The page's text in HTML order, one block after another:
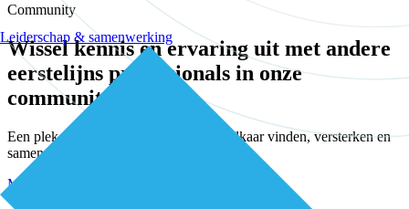
Leiderschap & samenwerking
Community
Wissel kennis en ervaring uit met andere
eerstelijns professionals in onze
community
Een plek waar eerstelijnsprofessionals elkaar vinden, versterken en
samen verder bouwen aan betere zorg.
Meld je kosteloos aan